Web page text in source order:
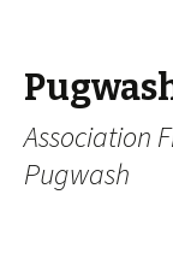
Association
Pugwash